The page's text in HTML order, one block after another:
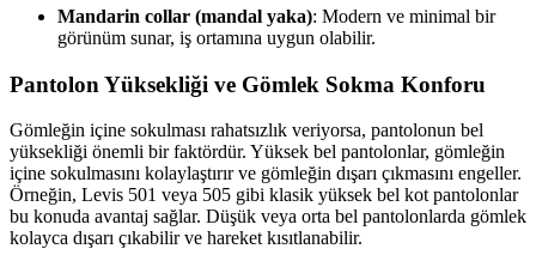
Mandarin collar (mandal yaka): Modern ve minimal bir
görünüm sunar, iş ortamına uygun olabilir.
Pantolon Yüksekliği ve Gömlek Sokma Konforu
Gömleğin içine sokulması rahatsızlık veriyorsa, pantolonun bel
yüksekliği önemli bir faktördür. Yüksek bel pantolonlar, gömleğin
içine sokulmasını kolaylaştırır ve gömleğin dışarı çıkmasını engeller.
Örneğin, Levis 501 veya 505 gibi klasik yüksek bel kot pantolonlar
bu konuda avantaj sağlar. Düşük veya orta bel pantolonlarda gömlek
kolayca dışarı çıkabilir ve hareket kısıtlanabilir.